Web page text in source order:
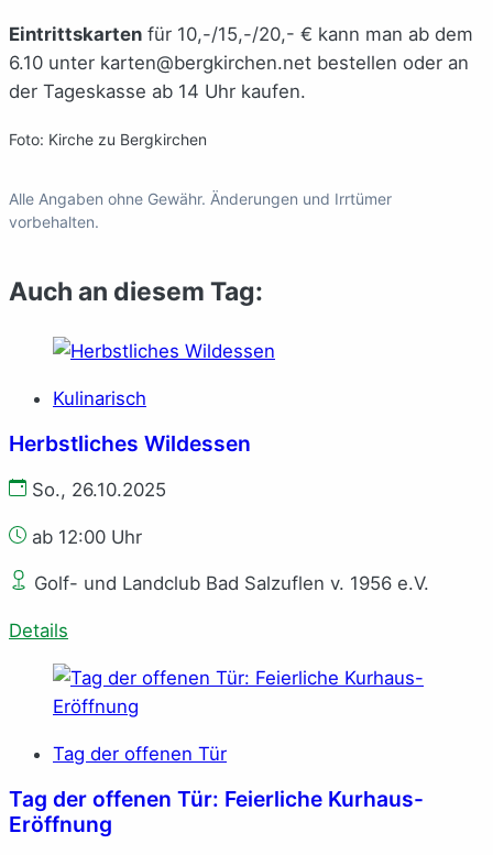
Eintrittskarten für 10,-/15,-/20,- € kann man ab dem
6.10 unter karten@bergkirchen.net bestellen oder an
der Tageskasse ab 14 Uhr kaufen.
Foto: Kirche zu Bergkirchen
Alle Angaben ohne Gewähr. Änderungen und Irrtümer
vorbehalten.
Auch an diesem Tag:
Kulinarisch
Herbstliches Wildessen
So., 26.10.2025
ab 12:00 Uhr
Golf- und Landclub Bad Salzuflen v. 1956 e.V.
Details
Tag der offenen Tür
Tag der offenen Tür: Feierliche Kurhaus-
Eröffnung